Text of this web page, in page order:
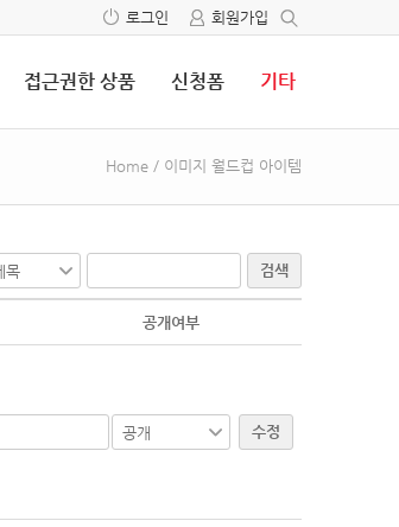
로그인 회원가입
접근권한 상품 신청폼 기타
Home / 이미지 월드컵 아이템
검색
공개여부
수정